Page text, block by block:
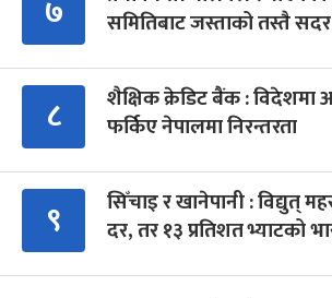
७
समितिबाट जस्ताको तस्तै सदर
८
शैक्षिक क्रेडिट बैंक : विदेशमा
फर्किए नेपालमा निरन्तरता
९
सिँचाइ र खानेपानी : विद्युत्
दर, तर १३ प्रतिशत भ्याटको